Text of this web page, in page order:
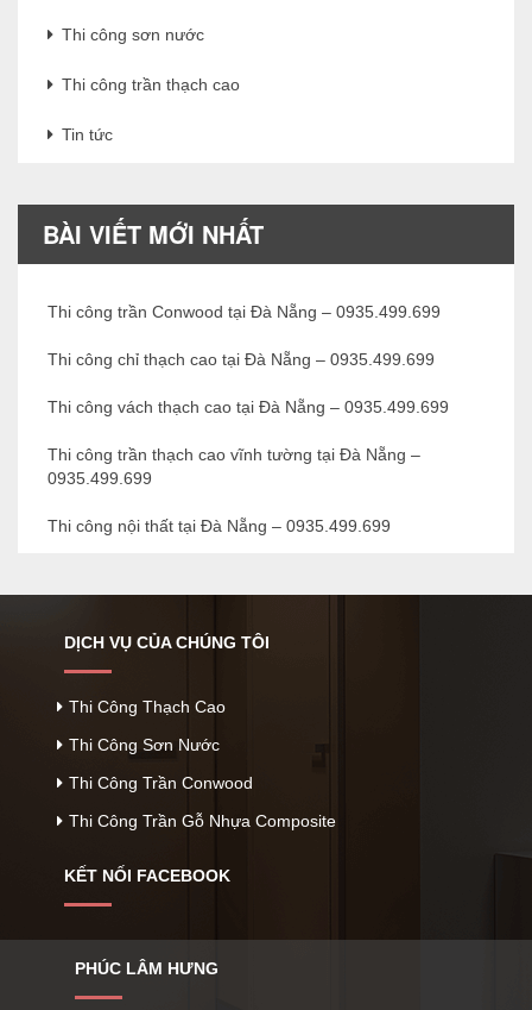
Thi công sơn nước
Thi công trần thạch cao
Tin tức
BÀI VIẾT MỚI NHẤT
Thi công trần Conwood tại Đà Nẵng – 0935.499.699
Thi công chỉ thạch cao tại Đà Nẵng – 0935.499.699
Thi công vách thạch cao tại Đà Nẵng – 0935.499.699
Thi công trần thạch cao vĩnh tường tại Đà Nẵng –
0935.499.699
Thi công nội thất tại Đà Nẵng – 0935.499.699
DỊCH VỤ CỦA CHÚNG TÔI
Thi Công Thạch Cao
Thi Công Sơn Nước
Thi Công Trần Conwood
Thi Công Trần Gỗ Nhựa Composite
KẾT NỐI FACEBOOK
PHÚC LÂM HƯNG